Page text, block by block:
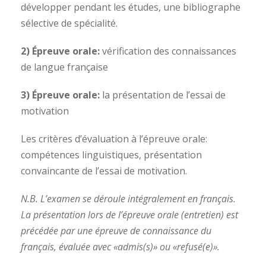
développer pendant les études, une bibliographe
sélective de spécialité.
2) Épreuve orale:vérification des connaissances
de langue française
3) Épreuve orale: la présentation de l’essai de
motivation
Les critères d’évaluation à l’épreuve orale:
compétences linguistiques, présentation
convaincante de l’essai de motivation.
N.B. L’examen se déroule intégralement en français.
La présentation lors de l’épreuve orale (entretien) est
précédée par une épreuve de connaissance du
français, évaluée avec «admis(s)» ou «refusé(e)».